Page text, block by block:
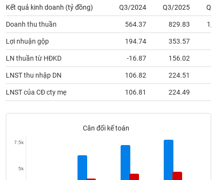
Kết quả kinh doanh (tỷ đồng) Q3/2024 Q3/2025
Doanh thu thuần 564.37 829.83
Lợi nhuận gộp 194.74 353.57
LN thuần từ HĐKD -16.87 156.02
LNST thu nhập DN 106.82 224.51
LNST của CĐ cty mẹ 106.81 224.49
Cân đối kế toán
5k
7.5k
Bài
viết
của
giả
(-)
Báo
cáo
phân
tích
Thuật
ngữ